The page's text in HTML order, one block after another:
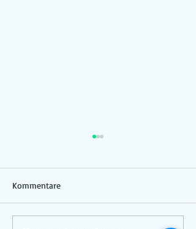
Kommentare